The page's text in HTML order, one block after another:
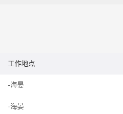
工作地点
-海晏
-海晏